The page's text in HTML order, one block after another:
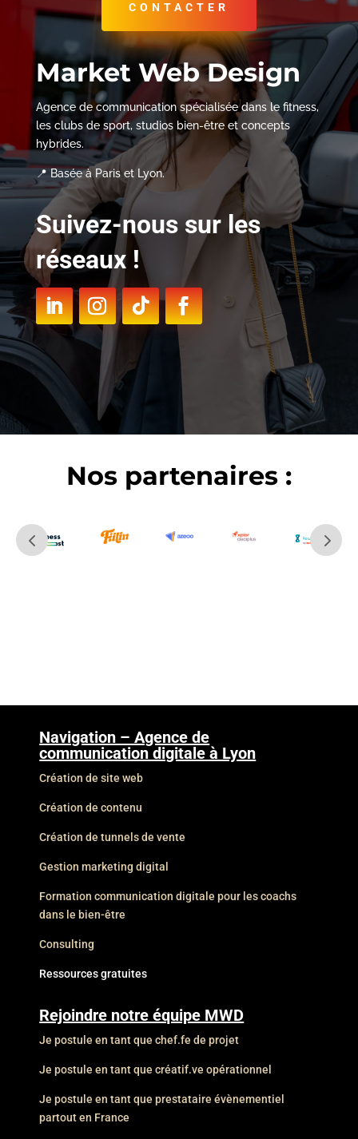
CONTACTER
Market Web Design
Agence de communication spécialisée dans le fitness,
les clubs de sport, studios bien-être et concepts
hybrides.
📍 Basée à Paris et Lyon.
Suivez-nous sur les
réseaux !
Nos partenaires :
Navigation – Agence de
communication digitale à Lyon
Création de site web
Création de contenu
Création de tunnels de vente
Gestion marketing digital
Formation communication digitale pour les coachs
dans le bien-être
Consulting
Ressources gratuites
Rejoindre notre équipe MWD
Je postule en tant que chef.fe de projet
Je postule en tant que créatif.ve opérationnel
Je postule en tant que prestataire évènementiel
partout en France